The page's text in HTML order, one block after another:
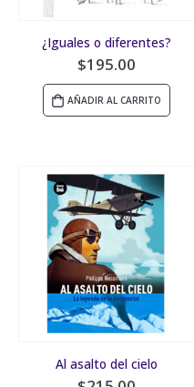
¿Iguales o diferentes?
$195.00
AÑADIR AL CARRITO
Al asalto del cielo